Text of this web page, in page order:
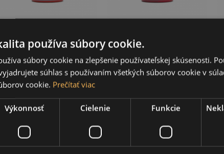
4,00 € 4,00 €
používa súbory cookie.
súbory cookie na zlepšenie používateľskej skúsenosti.
súhlas s používaním všetkých súborov cookie v
cookie. Prečítať viac
Výkonnosť Cielenie Funkcie